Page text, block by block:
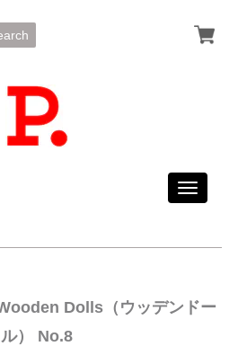
Toggle
Dolls（ウッデンドー
ル） No.8